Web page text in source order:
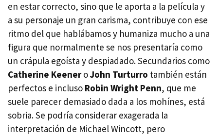
en estar correcto, sino que le aporta a la película y
a su personaje un gran carisma, contribuye con ese
ritmo del que hablábamos y humaniza mucho a una
figura que normalmente se nos presentaría como
un crápula egoísta y despiadado. Secundarios como
Catherine KeeneroJohn Turturro también están
perfectos e incluso Robin Wright Penn, que me
suele parecer demasiado dada a los mohínes, está
sobria. Se podría considerar exagerada la
interpretación de Michael Wincott, pero